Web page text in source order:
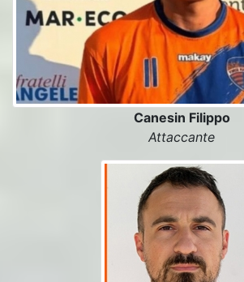
Canesin Filippo
Attaccante